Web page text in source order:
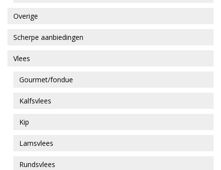
Overige
Scherpe aanbiedingen
Vlees
Gourmet/fondue
Kalfsvlees
Kip
Lamsvlees
Rundsvlees